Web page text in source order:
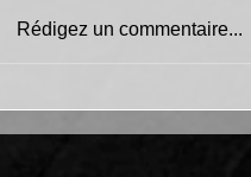
Rédigez un commentaire...